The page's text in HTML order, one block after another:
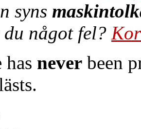
syns
du något fel?
has never been